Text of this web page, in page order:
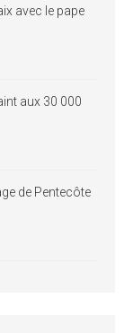
avec le pape
aux 30 000
de Pentecôte